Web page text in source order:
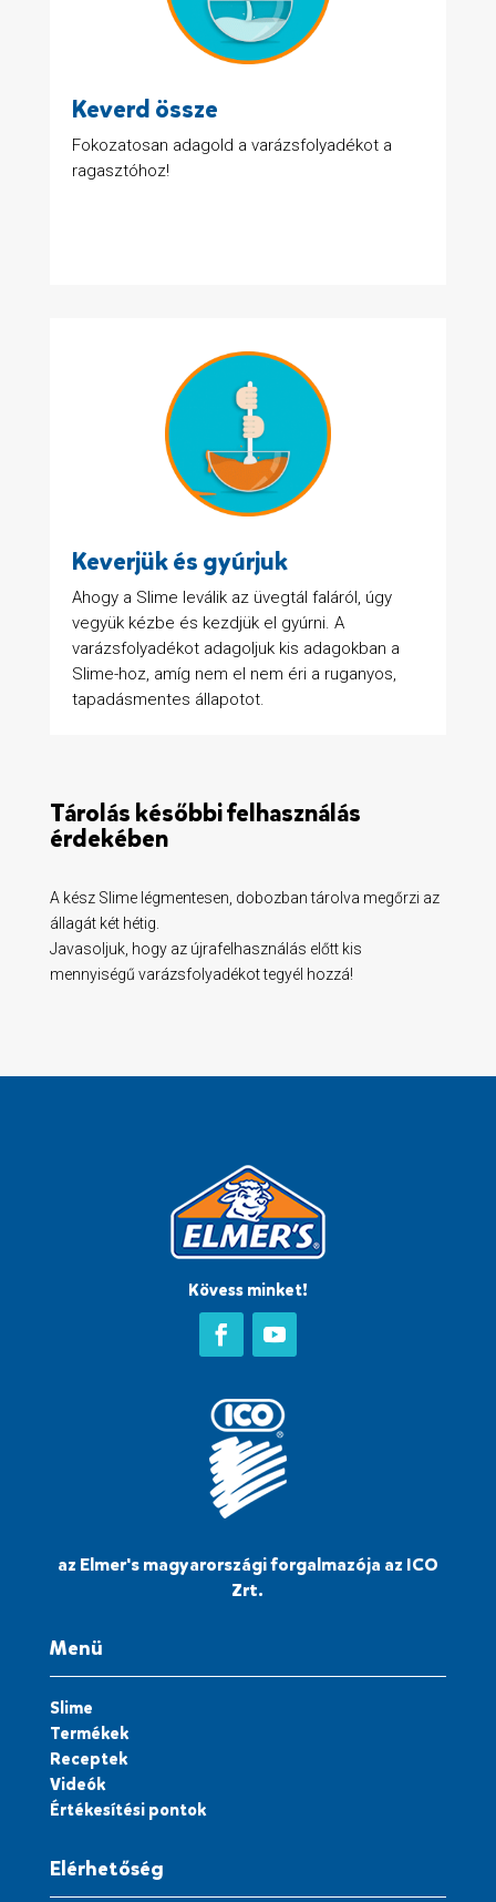
Keverd össze
Fokozatosan adagold a varázsfolyadékot a
ragasztóhoz!
Keverjük és gyúrjuk
Ahogy a Slime leválik az üvegtál faláról, úgy
vegyük kézbe és kezdjük el gyúrni. A
varázsfolyadékot adagoljuk kis adagokban a
Slime-hoz, amíg nem el nem éri a ruganyos,
tapadásmentes állapotot.
Tárolás későbbi felhasználás
érdekében
A kész Slime légmentesen, dobozban tárolva megőrzi az
állagát két hétig.
Javasoljuk, hogy az újrafelhasználás előtt kis
mennyiségű varázsfolyadékot tegyél hozzá!
Kövess minket!
az Elmer's magyarországi forgalmazója az ICO
Zrt.
Menü
Slime
Termékek
Receptek
Videók
Értékesítési pontok
Elérhetőség